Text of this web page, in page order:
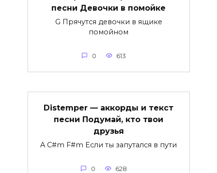
песни Девочки в помойке
G Прячутся девочки в ящике
помойном
0 613
Distemper — аккорды и текст
песни Подумай, кто твои
друзья
A C#m F#m Если ты запутался в пути
0 628